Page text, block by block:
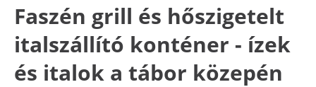
Faszén grill és hőszigetelt
italszállító konténer - ízek
és italok a tábor közepén